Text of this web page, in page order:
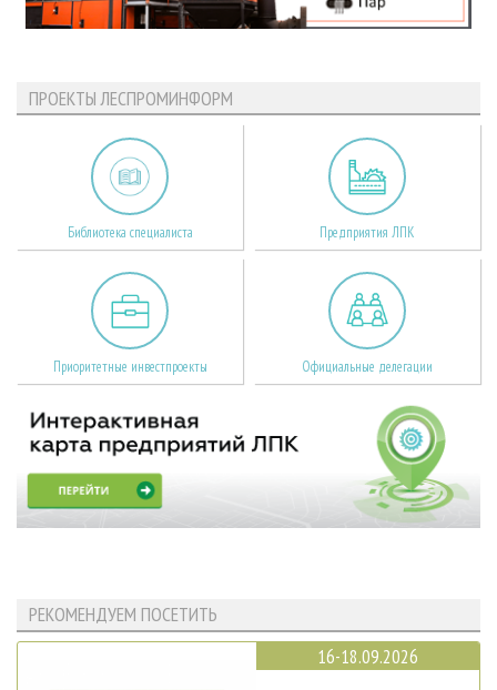
ПРОЕКТЫ ЛЕСПРОМИНФОРМ
Библиотека специалиста Предприятия ЛПК
Приоритетные инвестпроекты Официальные делегации
РЕКОМЕНДУЕМ ПОСЕТИТЬ
16-18.09.2026